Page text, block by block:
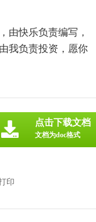
由快乐负责编写，
我负责投资，愿你
印
点击下载文档
文档为doc格式